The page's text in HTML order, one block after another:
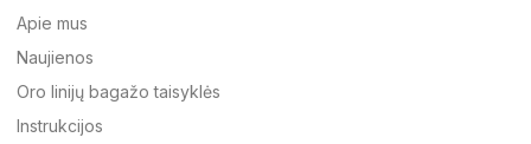
El. paštas
Apie mus
Naujienos
Oro linijų bagažo taisyklės
Instrukcijos